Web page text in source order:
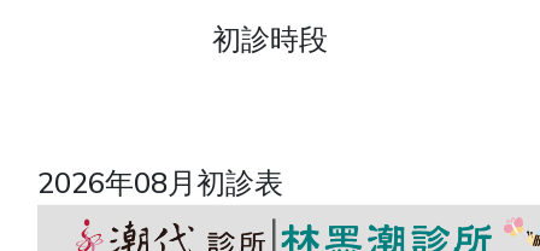
初診時段
2026年08月初診表